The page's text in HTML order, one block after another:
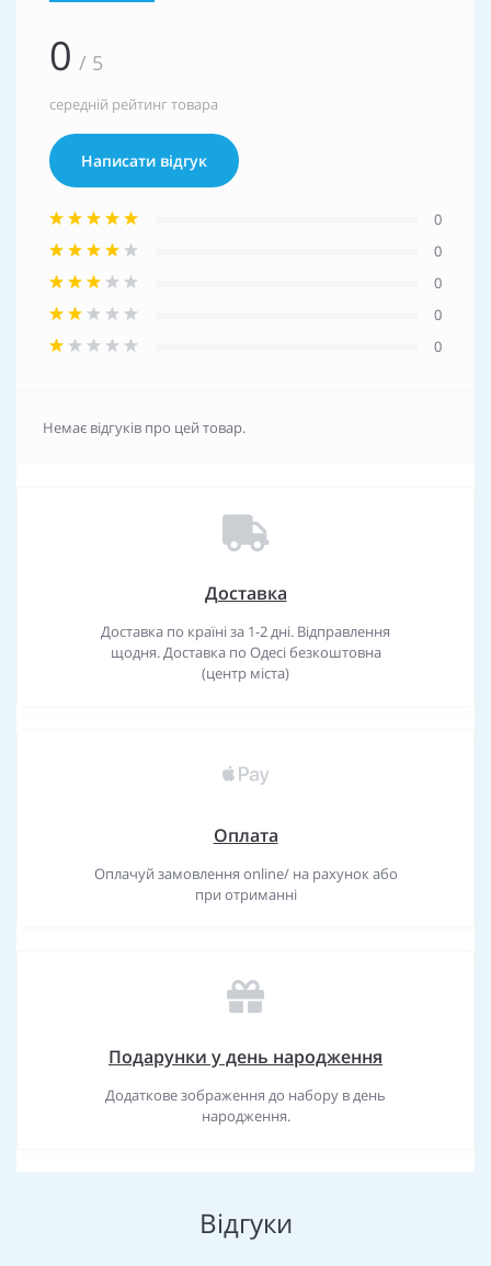
0 / 5
середній рейтинг товара
Написати відгук
0
0
0
0
0
Немає відгуків про цей товар.
Доставка
Доставка по країні за 1-2 дні. Відправлення
щодня. Доставка по Одесі безкоштовна
(центр міста)
Оплата
Оплачуй замовлення online/ на рахунок або
при отриманні
Подарунки у день народження
Додаткове зображення до набору в день
народження.
Відгуки